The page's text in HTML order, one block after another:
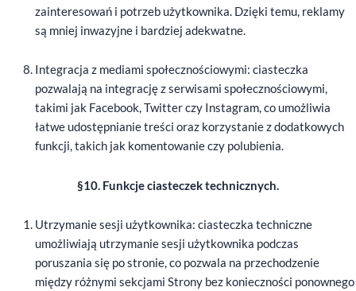
zainteresowań i potrzeb użytkownika. Dzięki temu, reklamy
są mniej inwazyjne i bardziej adekwatne.
Integracja z mediami społecznościowymi: ciasteczka
pozwalają na integrację z serwisami społecznościowymi,
takimi jak Facebook, Twitter czy Instagram, co umożliwia
łatwe udostępnianie treści oraz korzystanie z dodatkowych
funkcji, takich jak komentowanie czy polubienia.
§10. Funkcje ciasteczek technicznych.
Utrzymanie sesji użytkownika: ciasteczka techniczne
umożliwiają utrzymanie sesji użytkownika podczas
poruszania się po stronie, co pozwala na przechodzenie
między różnymi sekcjami Strony bez konieczności ponownego